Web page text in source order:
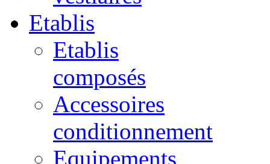
Etablis
Etablis
composés
Accessoires
conditionnement
Equipements